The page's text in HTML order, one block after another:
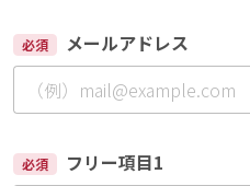
必須 メールアドレス
必須 フリー項目1